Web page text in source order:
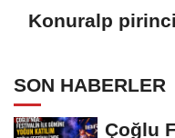
Konuralp
SON HABERLER
Çoğlu